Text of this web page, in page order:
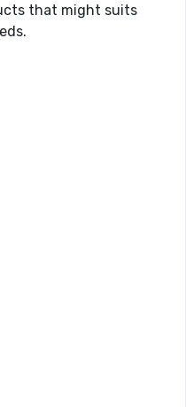
that might suits